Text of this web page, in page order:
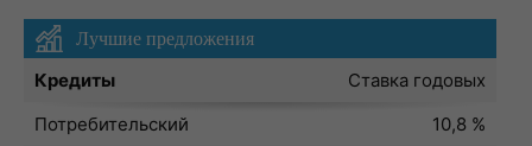
Лучшие предложения
Кредиты
Ставка годовых
Потребительский
10,8 %